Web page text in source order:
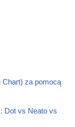
za pomocą
Dot vs Neato vs